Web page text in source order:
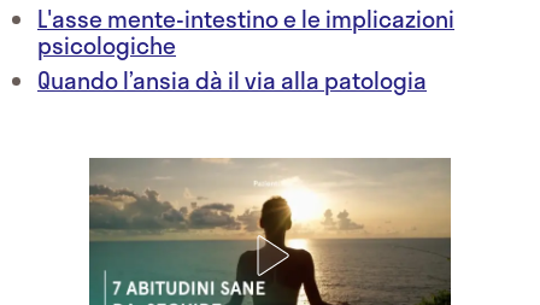
L'asse mente-intestino e le implicazioni
psicologiche
Quando l’ansia dà il via alla patologia